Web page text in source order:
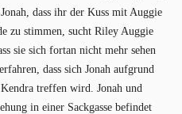
dass ihr der Kuss mit Auggie
zu stimmen, sucht Riley Auggie
sie sich fortan nicht mehr sehen
dass sich Jonah aufgrund
treffen wird. Jonah und
in einer Sackgasse befindet